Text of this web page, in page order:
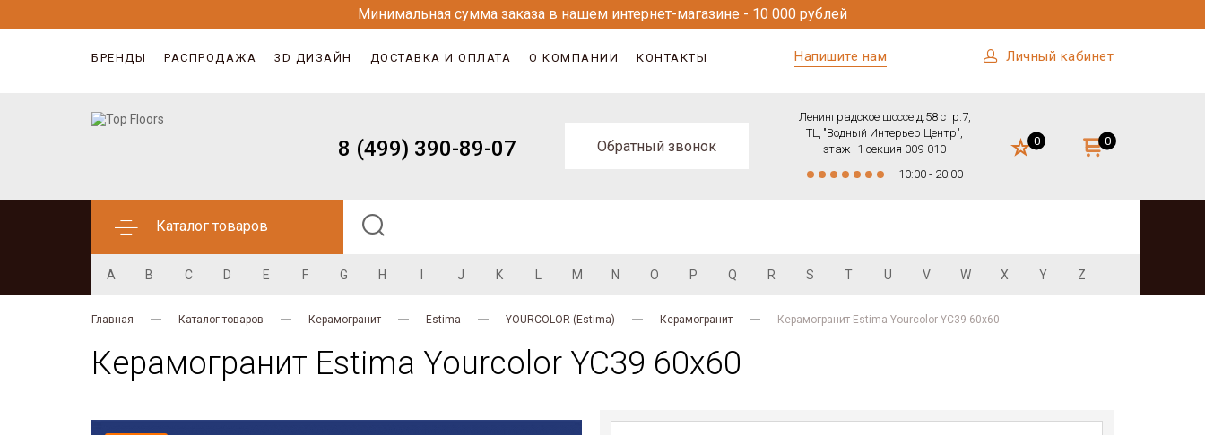
Минимальная сумма заказа в нашем интернет-магазине - 10 000 рублей
БРЕНДЫ РАСПРОДАЖА 3D ДИЗАЙН ДОСТАВКА И ОПЛАТА О КОМПАНИИ КОНТАКТЫ Напишите нам Личный кабинет
8 (499) 390-89-07 Обратный звонок
Ленинградское шоссе д.58 стр.7,
ТЦ "Водный Интерьер Центр",
этаж -1 секция 009-010
10:00 - 20:00
0 0
Каталог товаров
A B C D E F G H J K M N O P Q R S T U V W X Y Z
Главная Каталог товаров Керамогранит Estima YOURCOLOR (Estima) Керамогранит Керамогранит Estima​ Yourcolor YC39 60x60
Керамогранит Estima​ Yourcolor YC39 60x60